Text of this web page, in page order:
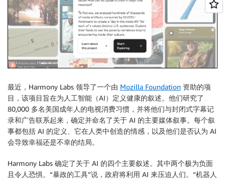
最近，Harmony Labs 领导了一个由 Mozilla Foundation 资助的项
目，该项目旨在为人工智能（AI）定义健康的叙述。他们研究了
80,000 多名美国成年人的电视消费习惯，并将他们与封闭式字幕记
录和广告联系起来，确定并命名了关于 AI 的主要媒体叙事。每个叙
事都包括 AI 的定义、它在人类中创造的情感，以及他们是否认为 AI
会导致幸福还是不幸的结局。
Harmony Labs 确定了关于 AI 的四个主要叙述。其中两个极为负面
且令人恐惧。“暴政的工具”说，政府将利用 AI 来压迫人们。“机器人